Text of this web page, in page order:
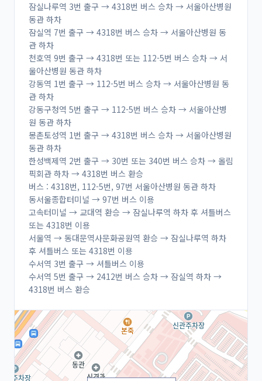
잠실나루역 3번 출구 → 4318번 버스 승차 → 서울아산병원
동관 하차
잠실역 7번 출구 → 4318번 버스 승차 → 서울아산병원 동
관 하차
천호역 9번 출구 → 4318번 또는 112-5번 버스 승차 → 서
울아산병원 동관 하차
강동역 1번 출구 → 112-5번 버스 승차 → 서울아산병원 동
관 하차
강동구청역 5번 출구 → 112-5번 버스 승차 → 서울아산병
원 동관 하차
몽촌토성역 1번 출구 → 4318번 버스 승차 → 서울아산병원
동관 하차
한성백제역 2번 출구 → 30번 또는 340번 버스 승차 → 올림
픽회관 하차 → 4318번 버스 환승
버스 : 4318번, 112-5번, 97번 서울아산병원 동관 하차
동서울종합터미널 → 97번 버스 이용
고속터미널 → 교대역 환승 → 잠실나루역 하차 후 셔틀버스
또는 4318번 이용
서울역 → 동대문역사문화공원역 환승 → 잠실나루역 하차
후 셔틀버스 또는 4318번 이용
수서역 3번 출구 → 셔틀버스 이용
수서역 5번 출구 → 2412번 버스 승차 → 잠실역 하차 →
4318번 버스 환승